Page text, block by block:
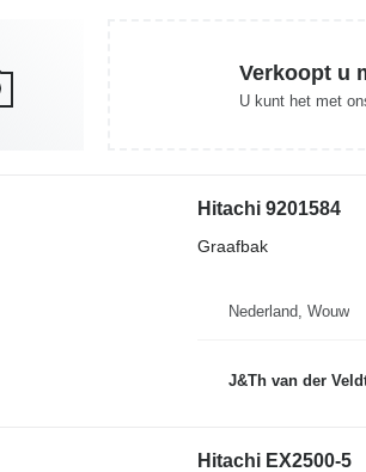
Verkoopt u
U kunt het met
Hitachi 9201584
Graafbak
Nederland, Wouw
J&Th van der
Hitachi EX2500-5